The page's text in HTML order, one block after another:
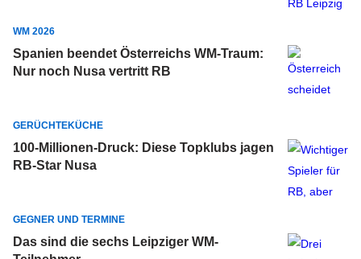
WM 2026
Spanien beendet Österreichs WM-Traum:
Nur noch Nusa vertritt RB
GERÜCHTEKÜCHE
100-Millionen-Druck: Diese Topklubs jagen
RB-Star Nusa
GEGNER UND TERMINE
Das sind die sechs Leipziger WM-